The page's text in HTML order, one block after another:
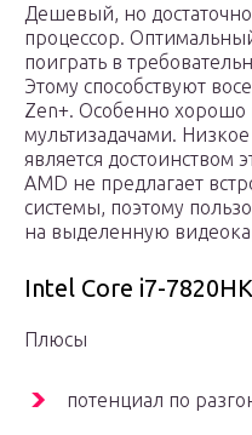
Дешевый, но
процессор.
поиграть в
Этому способствуют
Zen+. Особенно хорошо
мультизадачами.
является достоинством
AMD не предлагает
системы, поэтому
на выделенную
Intel Core i7-7820HK
Плюсы
потенциал по